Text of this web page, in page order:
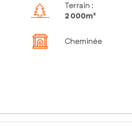
Terrain :
2 000m²
Cheminée